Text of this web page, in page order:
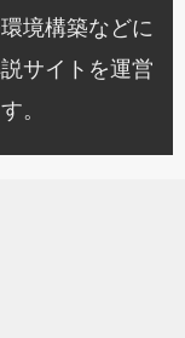
境構築などに
サイトを運営
。